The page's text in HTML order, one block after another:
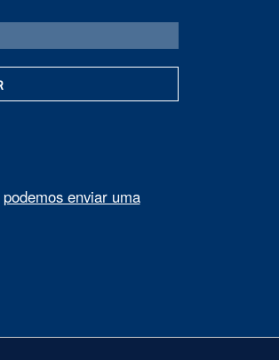
podemos enviar uma